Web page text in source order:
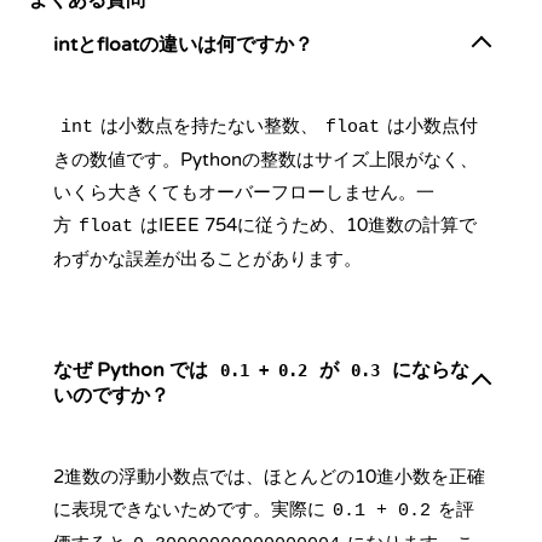
intとfloatの違いは何ですか？
int は小数点を持たない整数、 float は小数点付
きの数値です。Pythonの整数はサイズ上限がなく、
いくら大きくてもオーバーフローしません。一
方 float はIEEE 754に従うため、10進数の計算で
わずかな誤差が出ることがあります。
なぜ Python では 0.1 + 0.2 が 0.3
にならな
いのですか？
2進数の浮動小数点では、ほとんどの10進小数を正確
に表現できないためです。実際に 0.1 + 0.2 を評